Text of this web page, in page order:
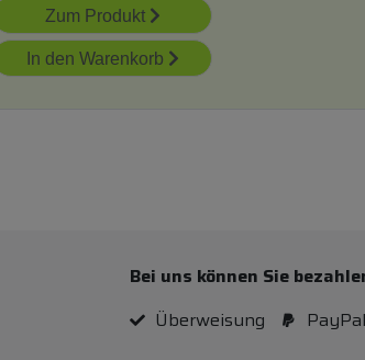
Zum Produkt
In den Warenkorb
Bei uns können Sie
Überweisung
PayPal